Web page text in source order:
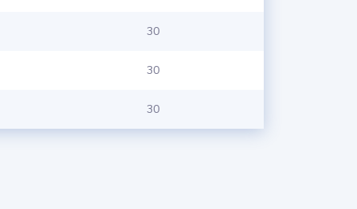
30
30
30